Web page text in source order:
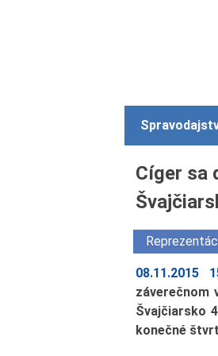
Cíger sa
08.11.2015
záverečnom
Švajčiarsko
konečné